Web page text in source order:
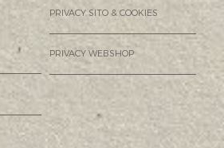
PRIVACY SITO & COOKIES
PRIVACY WEBSHOP